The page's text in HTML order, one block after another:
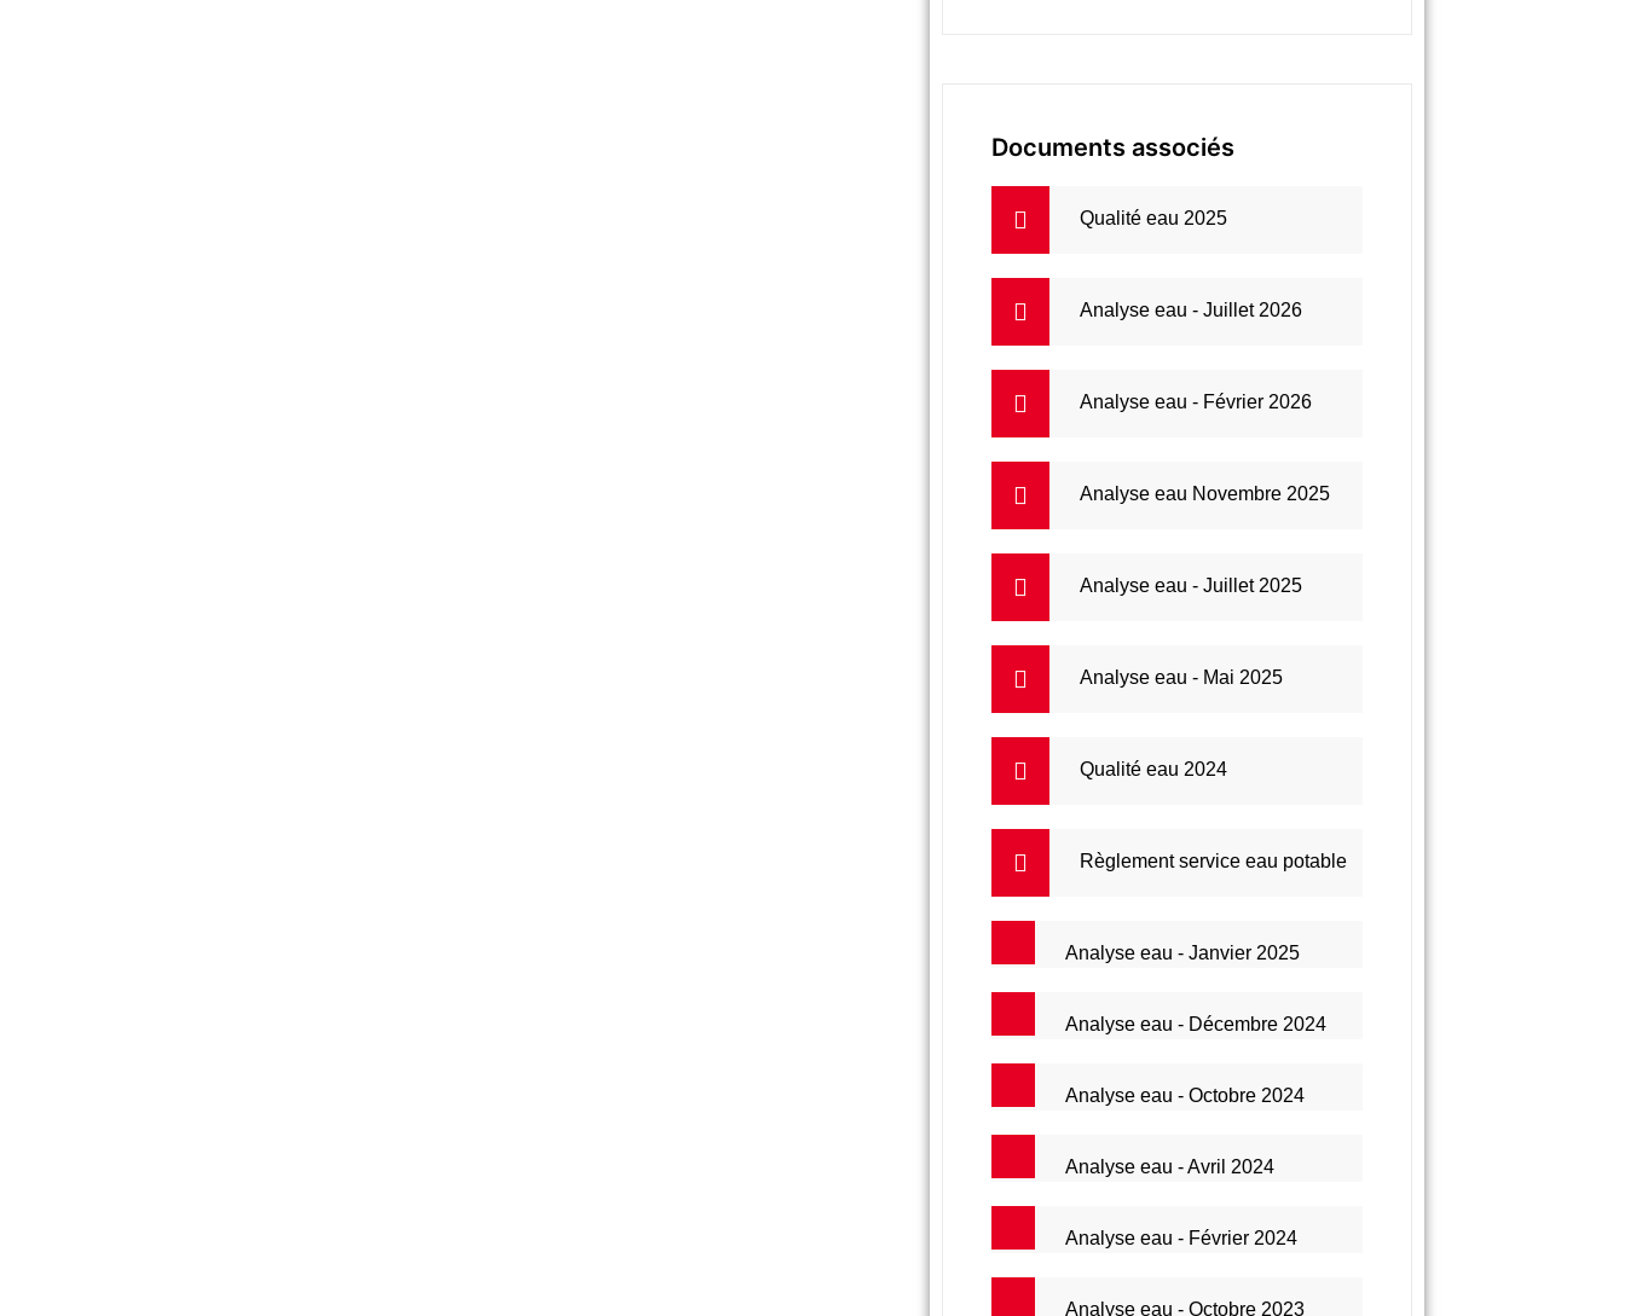
Documents associés
Qualité eau 2025
Analyse eau - Juillet 2026
Analyse eau - Février 2026
Analyse eau Novembre 2025
Analyse eau - Juillet 2025
Analyse eau - Mai 2025
Qualité eau 2024
Règlement service eau potable
Analyse eau - Janvier 2025
Analyse eau - Décembre 2024
Analyse eau - Octobre 2024
Analyse eau - Avril 2024
Analyse eau - Février 2024
Analyse eau - Octobre 2023